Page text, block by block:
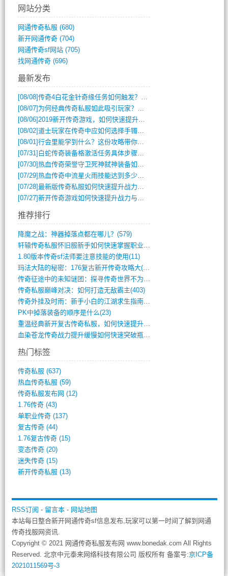
网站分类
网通传奇私服 (680)
新开网通传奇(704)
网通传奇sf网站(705)
找网通传奇(696)
最新发布
[08/08]传奇4白花金针奇缘任务如何触发？完整攻略解析
[08/07] 为何经典传奇私服如此吸引玩家？深度攻略解析
[08/06]2019新开传奇游戏，如何快速提升角色等级？
[08/02]道士玩家在传奇中应如何选择手镯装备？
[08/01]行会里能学到什么？这份攻略带你全掌握
[07/31] 白蛇传奇装备格激活任务具体步骤是什么？如何完成？
[07/30]热血传奇荣誉守卫死神弑神装备如何获取与佩戴攻略？
[07/29]热血传奇中流星火雨技能达到多少级可以开始练装备？
[07/28]最新版传奇私服如何快速提升战力与获取稀有装备？
[07/27]新开传奇游戏如何快速提升战力与获取稀有装备？
推荐排行
降魔之战：神器掉落点都在哪儿？(579)
轩辕传奇私服怀旧服新手如何快速掌握职业选(993)
1.80版本传奇sf法师要注意技能的使用(11)
玛法大陆的秘密：176复古新开传奇攻略大(486)
传奇征途中的未知谜团：探寻传奇世界不为人(595)
传奇私服巅峰对决：如何打造无敌霸主(403)
传奇外挂及时雨：新手小白的江湖求生指南(802)
PK中掉落装备的顺序是什么(23)
重温经典新开复古传奇私服，如何快速提升等(392)
血染苍龙传奇战力提升缓慢如何快速突破瓶颈(654)
热门标签
传奇私服 (637)
热血传奇私服 (59)
传奇私服发布网 (12)
1.76传奇(43)
单职业传奇(137)
复古传奇(44)
1.76复古传奇(15)
变态传奇(20)
迷失传奇(15)
新开传奇私服 (13)
RSS订阅 - 留言本- 网站地图
本站每日整合新开网通传奇sf信息发布,玩家可以第一时间了解到网通
传奇找服网资讯.
Copyright © 2021 网通传奇私服发布网 www.bonedak.com All Rights
Reserved. 北京中元泰来网络科技有限公司 版权所有 备案号:京ICP备
2021011569号-3